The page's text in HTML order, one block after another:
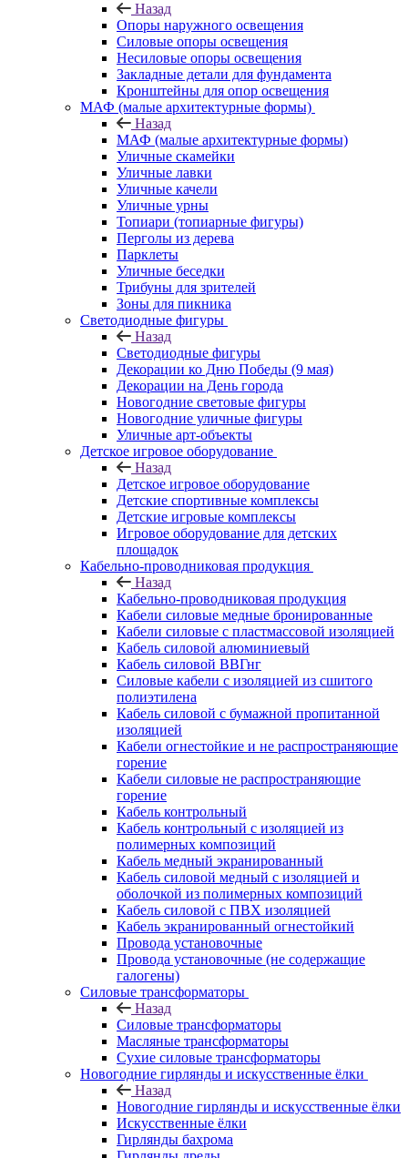
Назад
Опоры наружного освещения
Силовые опоры освещения
Несиловые опоры освещения
Закладные детали для фундамента
Кронштейны для опор освещения
МАФ (малые архитектурные формы)
Назад
МАФ (малые архитектурные формы)
Уличные скамейки
Уличные лавки
Уличные качели
Уличные урны
Топиари (топиарные фигуры)
Перголы из дерева
Парклеты
Уличные беседки
Трибуны для зрителей
Зоны для пикника
Светодиодные фигуры
Назад
Светодиодные фигуры
Декорации ко Дню Победы (9 мая)
Декорации на День города
Новогодние световые фигуры
Новогодние уличные фигуры
Уличные арт-объекты
Детское игровое оборудование
Назад
Детское игровое оборудование
Детские спортивные комплексы
Детские игровые комплексы
Игровое оборудование для детских
площадок
Кабельно-проводниковая продукция
Назад
Кабельно-проводниковая продукция
Кабели силовые медные бронированные
Кабели силовые с пластмассовой изоляцией
Кабель силовой алюминиевый
Кабель силовой ВВГнг
Силовые кабели с изоляцией из сшитого
полиэтилена
Кабель силовой с бумажной пропитанной
изоляцией
Кабели огнестойкие и не распространяющие
горение
Кабели силовые не распространяющие
горение
Кабель контрольный
Кабель контрольный с изоляцией из
полимерных композиций
Кабель медный экранированный
Кабель силовой медный с изоляцией и
оболочкой из полимерных композиций
Кабель силовой с ПВХ изоляцией
Кабель экранированный огнестойкий
Провода установочные
Провода установочные (не содержащие
галогены)
Силовые трансформаторы
Назад
Силовые трансформаторы
Масляные трансформаторы
Сухие силовые трансформаторы
Новогодние гирлянды и искусственные ёлки
Назад
Новогодние гирлянды и искусственные ёлки
Искусственные ёлки
Гирлянды бахрома